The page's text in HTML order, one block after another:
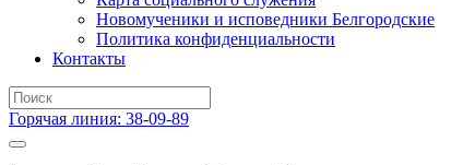
Новомученики и исповедники Белгородские
Политика конфиденциальности
Контакты
Горячая линия: 38-09-89